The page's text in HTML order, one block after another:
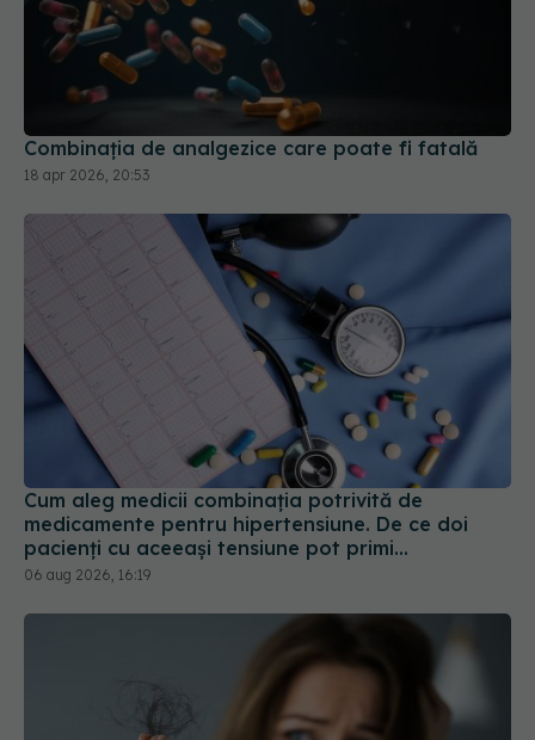
Combinația de analgezice care poate fi fatală
18 apr 2026, 20:53
Cum aleg medicii combinația potrivită de
medicamente pentru hipertensiune. De ce doi
pacienți cu aceeași tensiune pot primi
tratamente diferite
06 aug 2026, 16:19